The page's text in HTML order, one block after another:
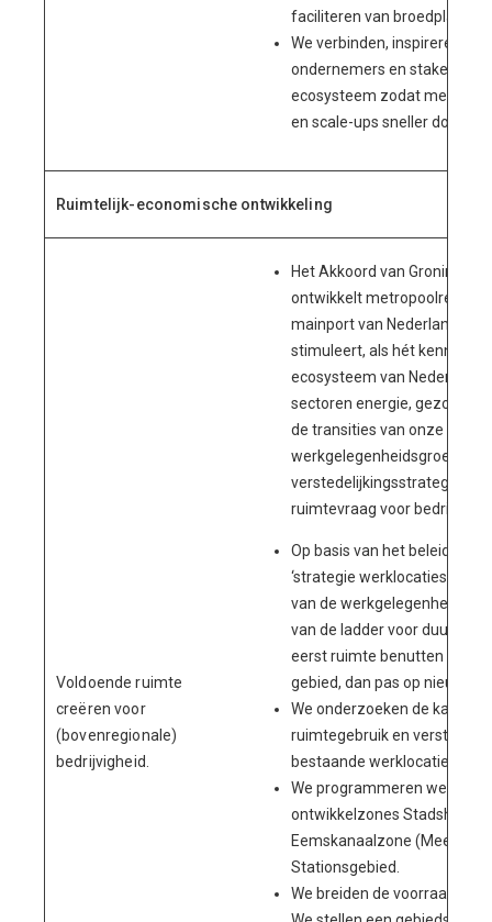
faciliteren van
We verbinden, inspireren en
ondernemers en
ecosysteem zodat meer
en scale-ups sneller
Ruimtelijk-economische ontwikkeling
Voldoende ruimte
creëren voor
(bovenregionale)
bedrijvigheid.
Het Akkoord van Groningen
ontwikkelt metropoolregio
mainport van Nederland.
stimuleert, als hét kennis-
ecosysteem van Nederland
sectoren energie,
de transities van onze tijd.
werkgelegenheidsgroei als
verstedelijkingsstrategie
ruimtevraag voor
Op basis van het
‘strategie werklocaties’
van de werkgelegenheid
van de ladder voor
eerst ruimte benutten in
gebied, dan pas op nieuwe
We onderzoeken de kansen
ruimtegebruik en
bestaande werklocaties.
We programmeren werk in
ontwikkelzones
Eemskanaalzone
Stationsgebied.
We breiden de voorraad